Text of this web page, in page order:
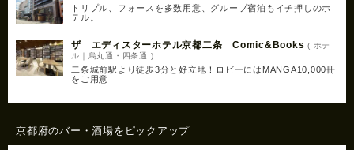
トリプル、フォースを多数用意、グループ宿泊もイチ押しのホ
テル。
ザ エディスターホテル京都二条 Comic&Books ( ホテ
ル｜烏丸通・四条通 )
二条城前駅より徒歩3分と好立地！ロビーにはMANGA10,000冊
をご用意
京都府のバー・酒場をピックアップ